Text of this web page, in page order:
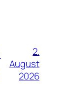
2.
August
2026